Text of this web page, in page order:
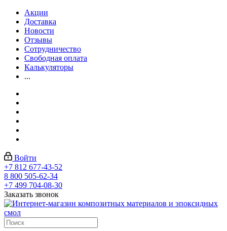
Акции
Доставка
Новости
Отзывы
Сотрудничество
Свободная оплата
Калькуляторы
...
Войти
+7 812 677-43-52
8 800 505-62-34
+7 499 704-08-30
Заказать звонок